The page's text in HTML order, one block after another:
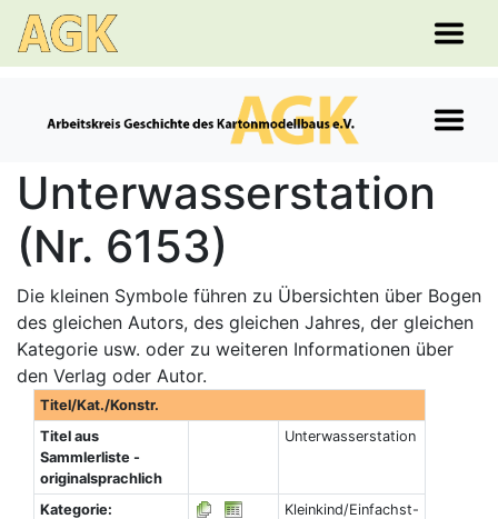
Unterwasserstation
(Nr. 6153)
Die kleinen Symbole führen zu Übersichten über Bogen
des gleichen Autors, des gleichen Jahres, der gleichen
Kategorie usw. oder zu weiteren Informationen über
den Verlag oder Autor.
Titel/Kat./Konstr.
Titel aus
Sammlerliste -
originalsprachlich
Unterwasserstation
Kategorie:
Kleinkind/Einfachst-